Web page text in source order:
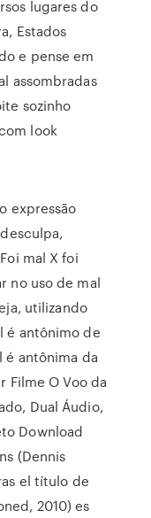
lugares do
Estados
e pense em
assombradas
sozinho
look
expressão
mal X foi
no uso de mal
utilizando
é antônimo de
é antônima da
Filme O Voo da
Dual Áudio,
Download
(Dennis
el título de
2010) es